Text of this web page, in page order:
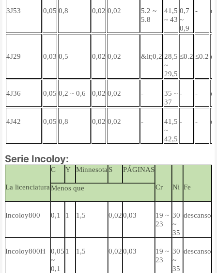
3J53 0,05 0,8 0,02 0,02
5.2 ~
5.8
41,5
~ 43
0,7
~
0,9
-
4J29 0,03 0,5 0,02 0,02 &lt;0,2 28,5
~
29,5
≤0.2 ≤0.2
4J36 0,05 0,2 ~ 0,6 0,02 0,02 -
35 ~
37
- -
4J42 0,05 0,8 0,02 0,02 -
41,5
~
42,5
- -
Serie Incoloy:
La licenciatura
C Y Minnesota S PÁGINAS
Cr Ni Fe
Menos que
Incoloy800 0,1 1 1,5 0,02 0,03
19 ~
23
30
~
35
descanso
Incoloy800H
0,05
~
0,1
1 1,5 0,02 0,03
19 ~
23
30
~
35
descanso